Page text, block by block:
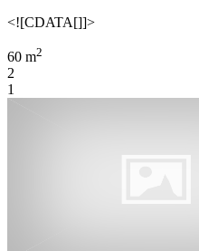
<![CDATA[]]>
60 m2
2
1